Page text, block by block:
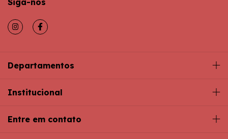
Departamentos
Institucional
Entre em contato